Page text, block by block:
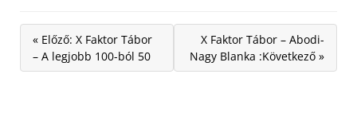
« Előző: X Faktor Tábor
– A legjobb 100-ból 50
X Faktor Tábor – Abodi-
Nagy Blanka :Következő »